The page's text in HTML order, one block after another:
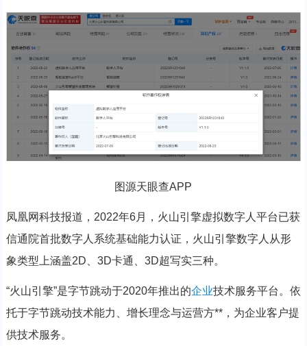
图源天眼查APP
凤凰网科技报道，2022年6月， 火山引擎虚拟数字人平台已获
信通院首批数字人系统基础能力认证，火山引擎数字人从形
象类型上涵盖2D、3D卡通、3D超写实三种。
“火山引擎”是字节跳动于2020年推出的企业技术服务平台。依
托于字节跳动技术能力、增长理念与运营方**，为企业客户提
供技术服务。